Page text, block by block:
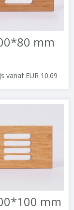
mm
vanaf EUR 10.69
mm